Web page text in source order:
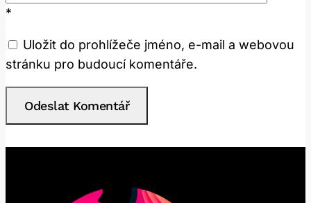
*
Uložit do prohlížeče jméno, e-mail a webovou
stránku pro budoucí komentáře.